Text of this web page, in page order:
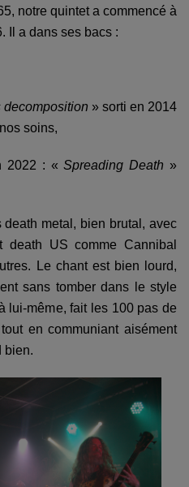
notre quintet a commencé à
Il a dans ses bacs :
decomposition » sorti en 2014
soins,
2022 : «Spreading Death »
metal, bien brutal, avec
death US comme Cannibal
Le chant est bien lourd,
sans tomber dans le style
lui-même, fait les 100 pas de
en communiant aisément
bien.